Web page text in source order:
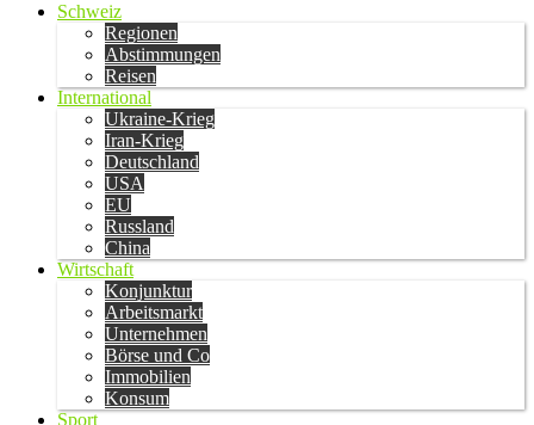
Schweiz
Regionen
Abstimmungen
Reisen
International
Ukraine-Krieg
Iran-Krieg
Deutschland
USA
EU
Russland
China
Wirtschaft
Konjunktur
Arbeitsmarkt
Unternehmen
Börse und Co
Immobilien
Konsum
Sport